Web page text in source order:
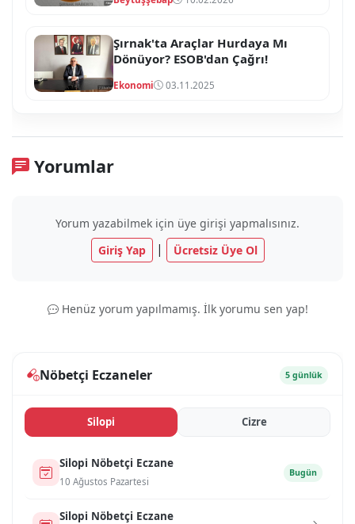
Şırnak'ta Araçlar Hurdaya Mı
Dönüyor? ESOB'dan Çağrı!
Ekonomi 03.11.2025
Yorumlar
Yorum yazabilmek için üye girişi yapmalısınız.
Giriş Yap
| Ücretsiz Üye Ol
Henüz yorum yapılmamış. İlk yorumu sen yap!
Nöbetçi Eczaneler 5 günlük
Si̇lopi̇ Ci̇zre
Si̇lopi̇ Nöbetçi Eczane
10 Ağustos Pazartesi
Bugün
Si̇lopi̇ Nöbetçi Eczane